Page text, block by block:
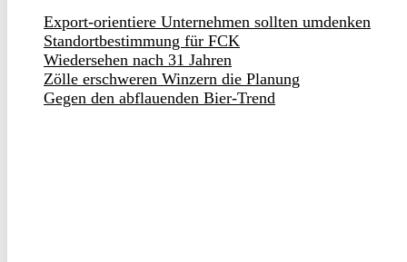
Export-orientiere Unternehmen sollten umdenken
Standortbestimmung für FCK
Wiedersehen nach 31 Jahren
Zölle erschweren Winzern die Planung
Gegen den abflauenden Bier-Trend